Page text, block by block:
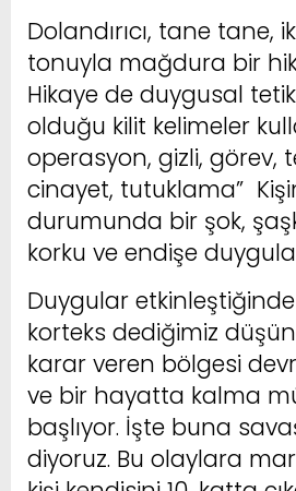
Dolandırıcı, tane tane,
tonuyla mağdura bir
Hikaye de duygusal
olduğu kilit kelimeler
operasyon, gizli, görev,
cinayet, tutuklama”
durumunda bir şok,
korku ve endişe
Duygular
korteks dediğimiz
karar veren bölgesi
ve bir hayatta kalma
başlıyor. İşte buna
diyoruz. Bu olaylara